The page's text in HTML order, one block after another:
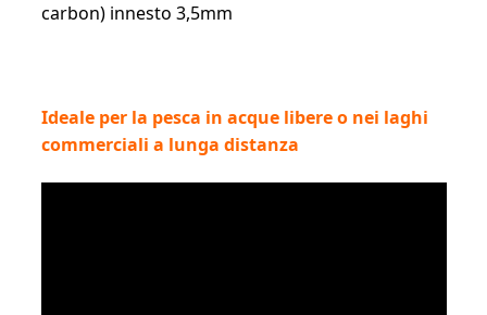
carbon) innesto 3,5mm
Ideale per la pesca in acque libere o nei laghi
commerciali a lunga distanza